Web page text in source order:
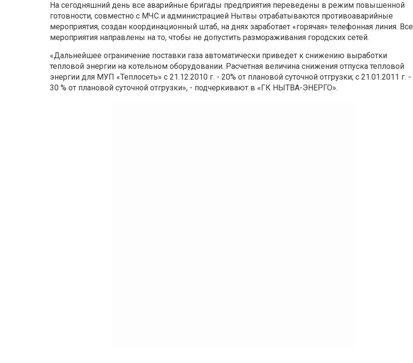
На сегодняшний день все аварийные бригады предприятия переведены в режим повышенной
готовности, совместно с МЧС и администрацией Нытвы отрабатываются противоаварийные
мероприятия, создан координационный штаб, на днях заработает «горячая» телефонная линия. Все
мероприятия направлены на то, чтобы не допустить размораживания городских сетей.
«Дальнейшее ограничение поставки газа автоматически приведет к снижению выработки
тепловой энергии на котельном оборудовании. Расчетная величина снижения отпуска тепловой
энергии для МУП «Теплосеть» с 21.12.2010 г. - 20% от плановой суточной отгрузки; с 21.01.2011 г. -
30 % от плановой суточной отгрузки», - подчеркивают в «ГК НЫТВА-ЭНЕРГО».